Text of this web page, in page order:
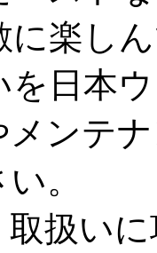
に楽し
を日本
メンテ
。
取扱い